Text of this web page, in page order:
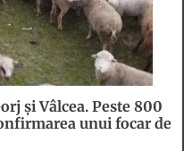
și Vâlcea. Peste 800
unui focar de